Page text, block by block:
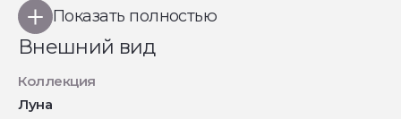
Показать полностью
Внешний вид
Коллекция
Луна